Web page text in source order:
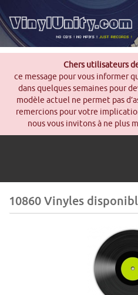
Chers utilisateurs
ce message pour vous informer
dans quelques semaines pour
modèle actuel ne permet pas
remercions pour votre
nous vous invitons à ne plus
10860 Vinyles